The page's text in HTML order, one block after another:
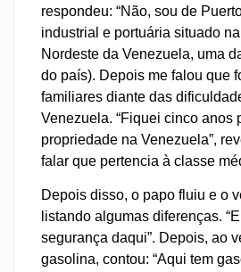
respondeu: “Não, sou de
industrial e portuária situado
Nordeste da Venezuela, uma
do país). Depois me falou que
familiares diante das
Venezuela. “Fiquei cinco anos
propriedade na Venezuela”,
falar que pertencia à classe
Depois disso, o papo fluiu e o
listando algumas diferenças.
segurança daqui”. Depois, ao
gasolina, contou: “Aqui tem